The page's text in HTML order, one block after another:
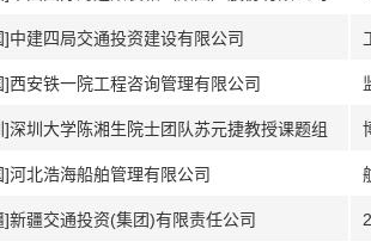
]中建四局交通投资建设有限公司
]西安铁一院工程咨询管理有限公司
]深圳大学陈湘生院士团队苏元捷教授课题组
]河北浩海船舶管理有限公司
]新疆交通投资(集团)有限责任公司